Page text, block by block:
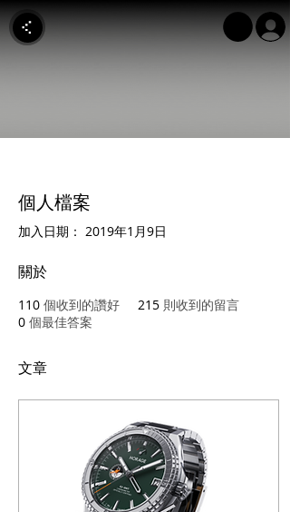
個人檔案
加入日期： 2019年1月9日
關於
110 個收到的讚好 215 則收到的留言
0 個最佳答案
文章